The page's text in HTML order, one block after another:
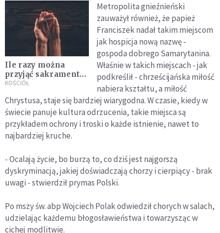
Ile razy można
przyjąć sakrament
namaszczenia
KOŚCIÓŁ
Metropolita gnieźnieński
zauważył również, że papież
Franciszek nadał takim miejscom
jak hospicja nową nazwę -
gospoda dobrego Samarytanina.
Właśnie w takich miejscach - jak
podkreślił - chrześcijańska miłość
nabiera kształtu, a miłość
Chrystusa, staje się bardziej wiarygodna. W czasie, kiedy w
świecie panuje kultura odrzucenia, takie miejsca są
przykładem ochrony i troski o każde istnienie, nawet to
najbardziej kruche.
- Ocalają życie, bo burzą to, co dziś jest najgorszą
dyskryminacją, jakiej doświadczają chorzy i cierpiący - brak
uwagi - stwierdził prymas Polski.
Po mszy św. abp Wojciech Polak odwiedził chorych w salach,
udzielając każdemu błogosławieństwa i towarzysząc w
cichej modlitwie.